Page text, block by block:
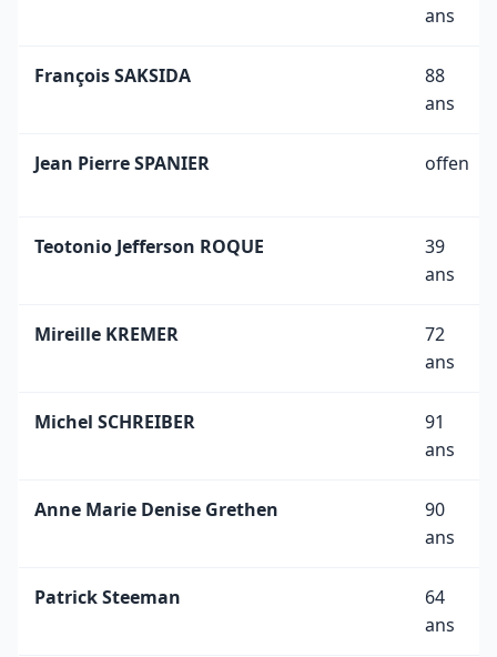
ans
François SAKSIDA
88
ans
Jean Pierre SPANIER offen
Teotonio Jefferson ROQUE
39
ans
Mireille KREMER
72
ans
Michel SCHREIBER
91
ans
Anne Marie Denise Grethen
90
ans
Patrick Steeman
64
ans